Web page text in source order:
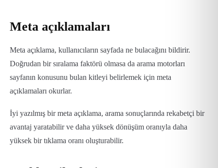
Meta açıklamaları
Meta açıklama, kullanıcıların sayfada ne bulacağını bildirir.
Doğrudan bir sıralama faktörü olmasa da arama motorları
sayfanın konusunu bulan kitleyi belirlemek için meta
açıklamaları okurlar.
İyi yazılmış bir meta açıklama, arama sonuçlarında rekabetçi bir
avantaj yaratabilir ve daha yüksek dönüşüm oranıyla daha
yüksek bir tıklama oranı oluşturabilir.